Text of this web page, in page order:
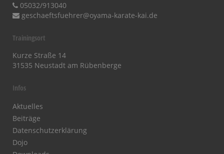
05032/913040
geschaeftsfuehrer@oyama-karate-kai.de
Trainingsort
Kurze Straße 14
31535 Neustadt am Rübenberge
Infos
Aktuelles
Beiträge
Datenschutzerklärung
Dojo